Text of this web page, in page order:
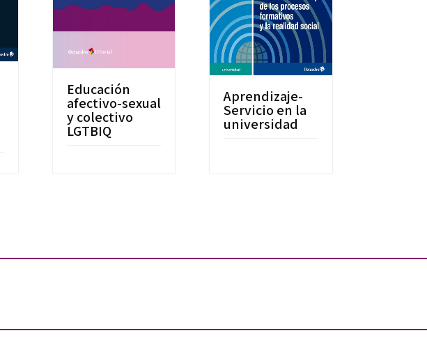
Educación
afectivo-sexual
y colectivo
LGTBIQ
Aprendizaje-
Servicio en la
universidad